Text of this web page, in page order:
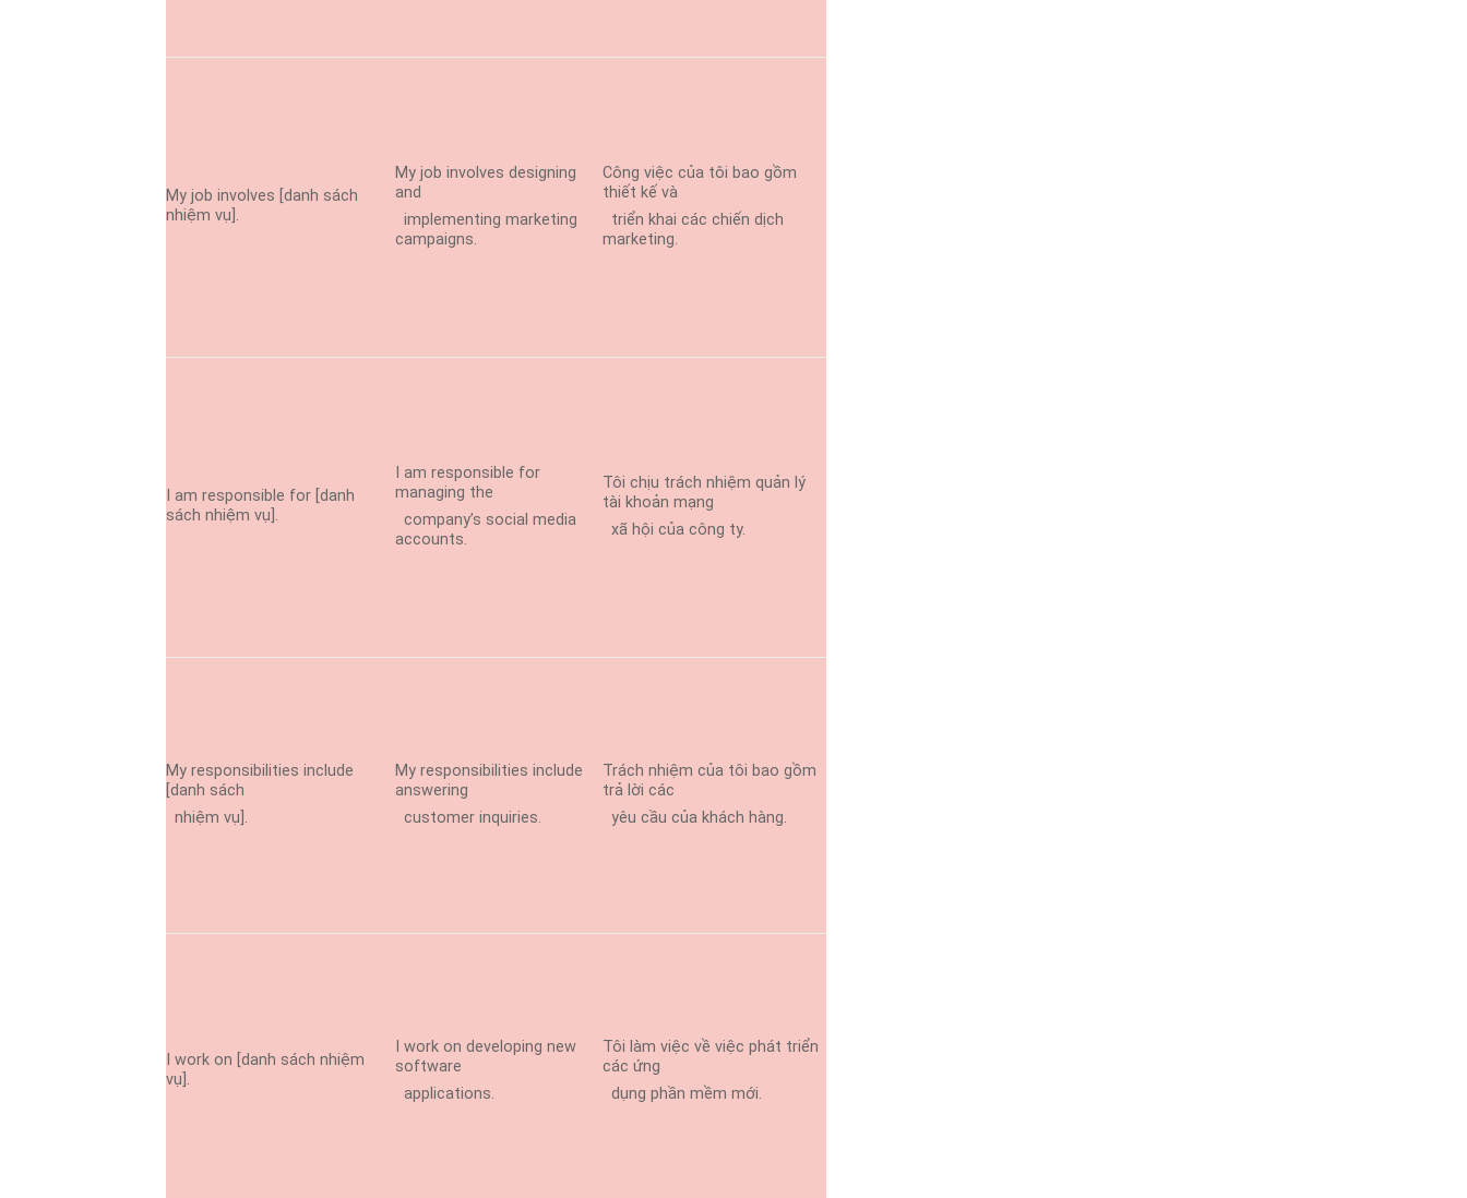
My job involves [danh sách
nhiệm vụ].
My job involves designing
and
implementing marketing
campaigns.
Công việc của tôi bao gồm
thiết kế và
triển khai các chiến dịch
marketing.
I am responsible for [danh
sách nhiệm vụ].
I am responsible for
managing the
company’s social media
accounts.
Tôi chịu trách nhiệm quản lý
tài khoản mạng
xã hội của công ty.
My responsibilities include
[danh sách
nhiệm vụ].
My responsibilities include
answering
customer inquiries.
Trách nhiệm của tôi bao gồm
trả lời các
yêu cầu của khách hàng.
I work on [danh sách nhiệm
vụ].
I work on developing new
software
applications.
Tôi làm việc về việc phát triển
các ứng
dụng phần mềm mới.